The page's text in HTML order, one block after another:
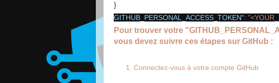
}
GITHUB_PERSONAL_ACCESS_TOKEN":
Pour trouver votre
vous devez suivre ces étapes sur GitHub :
Connectez-vous à votre compte GitHub